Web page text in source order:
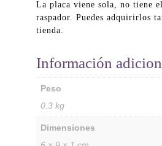
La placa viene sola, no tiene
raspador. Puedes adquirirlos
tienda.
Información
Peso
0.3 kg
Dimensiones